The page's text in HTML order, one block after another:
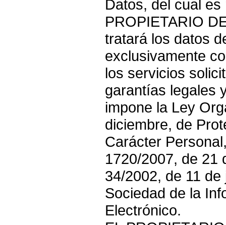
Datos, del cual
PROPIETARIO
tratará los datos
exclusivamente
los servicios
garantías legales
impone la Ley
diciembre, de
Carácter
1720/2007, de 21
34/2002, de 11
Sociedad de la
Electrónico.